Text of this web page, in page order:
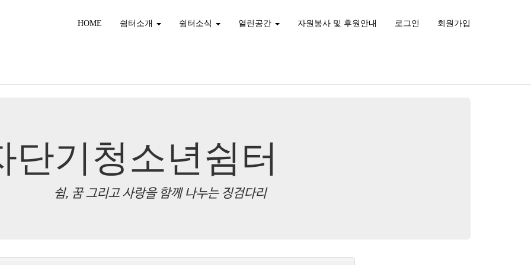
HOME 쉼터소개 쉼터소식 열린공간 자원봉사 및 후원안내 로그인 회원가입
단기청소년쉼터
쉼, 꿈 그리고 사랑을 함께 나누는 징검다리